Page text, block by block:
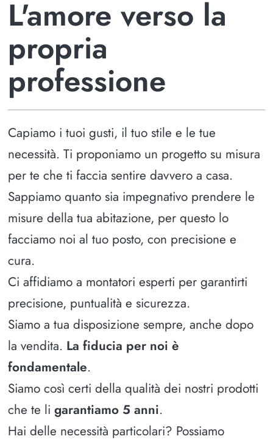
L'amore verso la
propria
professione
Capiamo i tuoi gusti, il tuo stile e le tue
necessità. Ti proponiamo un progetto su misura
per te che ti faccia sentire davvero a casa.
Sappiamo quanto sia impegnativo prendere le
misure della tua abitazione, per questo lo
facciamo noi al tuo posto, con precisione e
cura.
Ci affidiamo a montatori esperti per garantirti
precisione, puntualità e sicurezza.
Siamo a tua disposizione sempre, anche dopo
la vendita. La fiducia per noi è
fondamentale.
Siamo così certi della qualità dei nostri prodotti
che te ligarantiamo 5 anni.
Hai delle necessità particolari? Possiamo